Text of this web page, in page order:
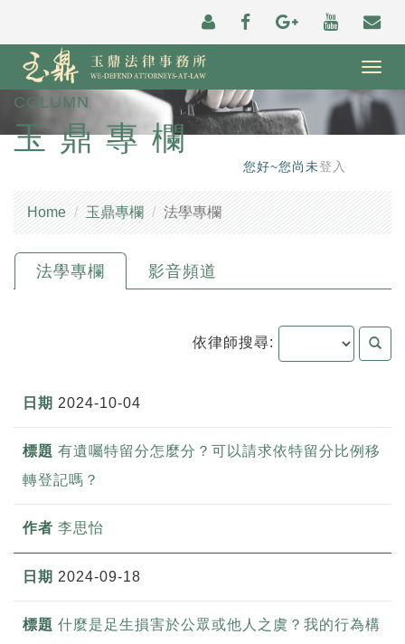
COLUMN
玉鼎專欄
您好~您尚未登入
Home 玉鼎專欄 法學專欄
法學專欄 影音頻道
依律師搜尋:
2024-10-04
有遺囑特留分怎麼分？可以請求依特留分比例移
轉登記嗎？
李思怡
2024-09-18
什麼是足生損害於公眾或他人之虞？我的行為構